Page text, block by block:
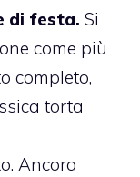
di festa. Si
come più
completo,
torta
Ancora